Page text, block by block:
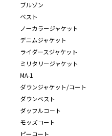
ブルゾン
ベスト
ノーカラージャケット
デニムジャケット
ライダースジャケット
ミリタリージャケット
MA-1
ダウンジャケット/コート
ダウンベスト
ダッフルコート
モッズコート
ピーコート